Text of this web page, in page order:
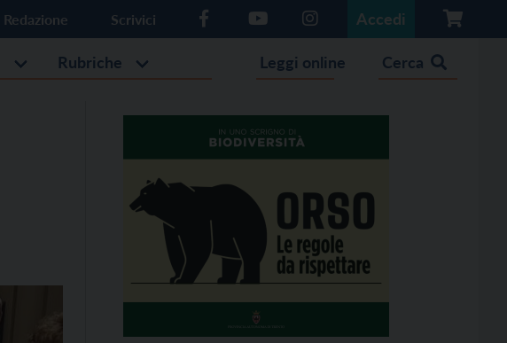
Redazione Scrivici Accedi
Rubriche Leggi online Cerca